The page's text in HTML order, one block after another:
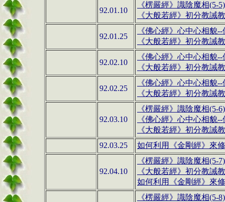
92.01.10
《楞嚴經》識陰魔相(5-
《大般若經》初分教誡
92.01.25
《佛心經》心中心相貌
《大般若經》初分教誡
92.02.10
《佛心經》心中心相貌
《大般若經》初分教誡
92.02.25
《佛心經》心中心相貌
《大般若經》初分教誡
92.03.10
《楞嚴經》識陰魔相(5-
《佛心經》心中心相貌
《大般若經》初分教誡
92.03.25
如何利用 《金剛經》 來
92.04.10
《楞嚴經》識陰魔相(5-
《大般若經》初分教誡
如何利用
《金剛經》 來
《楞嚴經》識陰魔相(5-